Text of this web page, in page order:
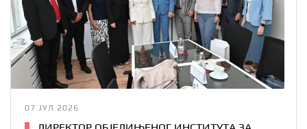
07 ЈУЛ 2026